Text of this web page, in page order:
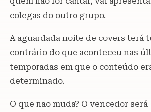
colegas do outro grupo.
A aguardada noite de covers terá
contrário do que aconteceu nas
temporadas em que o conteúdo
determinado.
O que não muda? O vencedor será